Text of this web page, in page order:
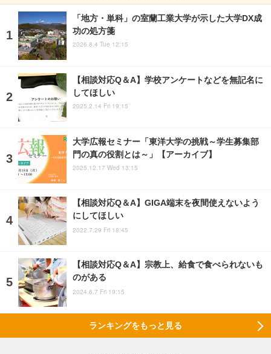
「地方・単科」の室蘭工業大学が示した大学DX成
功の処方箋
2026.8.4 Tue 12:15
【相談対応Q＆A】学校アンケートなどを無記名に
してほしい
2025.2.14 Fri 19:15
大学広報セミナー「東洋大学の挑戦～学生募集部
門の真の役割とは～」【アーカイブ】
2025.12.17 Wed 13:15
【相談対応Q＆A】GIGA端末を夜間使えないよう
にしてほしい
2022.7.29 Fri 18:45
【相談対応Q＆A】宗教上、給食で食べられないも
のがある
2024.6.7 Fri 19:15
ランキングをもっと見る